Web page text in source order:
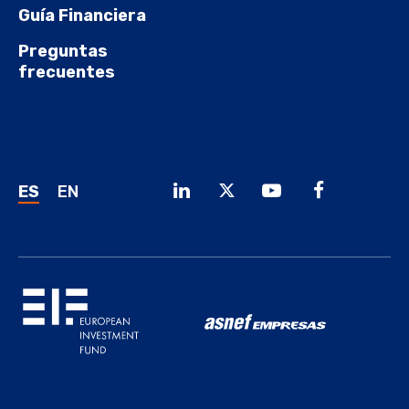
Guía Financiera
Preguntas
frecuentes
ES EN